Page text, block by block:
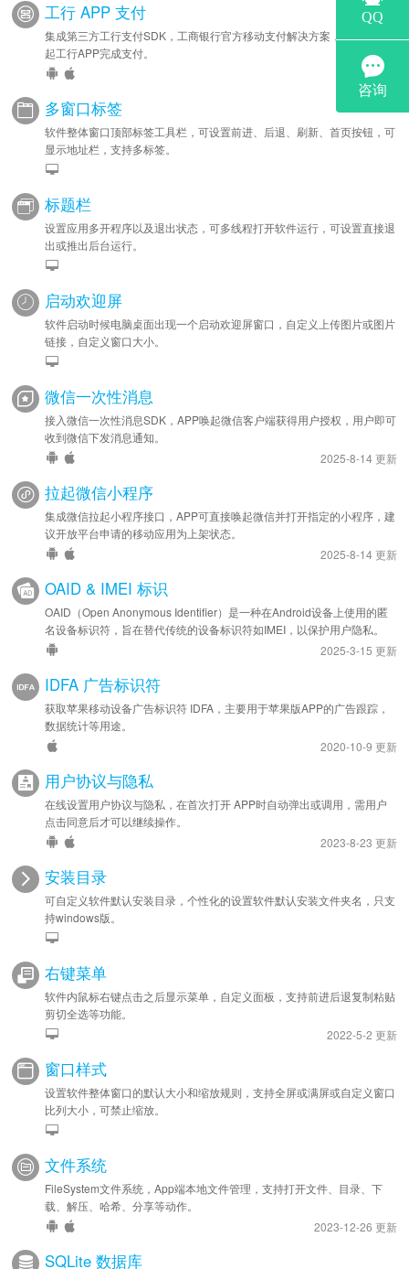
工行 APP 支付
集成第三方工行支付SDK，工商银行官方移动支付解决方案，实现APP唤
起工行APP完成支付。
多窗口标签
软件整体窗口顶部标签工具栏，可设置前进、后退、刷新、首页按钮，可
显示地址栏，支持多标签。
标题栏
设置应用多开程序以及退出状态，可多线程打开软件运行，可设置直接退
出或推出后台运行。
启动欢迎屏
软件启动时候电脑桌面出现一个启动欢迎屏窗口，自定义上传图片或图片
链接，自定义窗口大小。
微信一次性消息
接入微信一次性消息SDK，APP唤起微信客户端获得用户授权，用户即可
收到微信下发消息通知。
2025-8-14 更新
拉起微信小程序
集成微信拉起小程序接口，APP可直接唤起微信并打开指定的小程序，建
议开放平台申请的移动应用为上架状态。
2025-8-14 更新
OAID & IMEI 标识
OAID（Open Anonymous Identifier）是一种在Android设备上使用的匿
名设备标识符，旨在替代传统的设备标识符如IMEI，以保护用户隐私。
2025-3-15 更新
IDFA 广告标识符
获取苹果移动设备广告标识符 IDFA，主要用于苹果版APP的广告跟踪，
数据统计等用途。
2020-10-9 更新
用户协议与隐私
在线设置用户协议与隐私，在首次打开 APP时自动弹出或调用，需用户
点击同意后才可以继续操作。
2023-8-23 更新
安装目录
可自定义软件默认安装目录，个性化的设置软件默认安装文件夹名，只支
持windows版。
右键菜单
软件内鼠标右键点击之后显示菜单，自定义面板，支持前进后退复制粘贴
剪切全选等功能。
2022-5-2 更新
窗口样式
设置软件整体窗口的默认大小和缩放规则，支持全屏或满屏或自定义窗口
比列大小，可禁止缩放。
文件系统
FileSystem文件系统，App端本地文件管理，支持打开文件、目录、下
载、解压、哈希、分享等动作。
2023-12-26 更新
SQLite 数据库